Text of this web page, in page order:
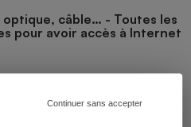
Continuer sans accepter
optique, câble… - Toutes les
pour avoir accès à Internet